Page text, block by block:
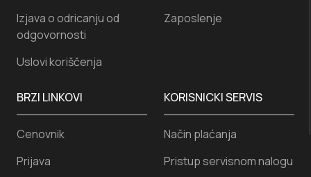
KORISNICKI SERVIS
Način plaćanja
Pristup servisnom nalogu
Izjava o odricanju od
odgovornosti
Uslovi koriščenja
Zaposlenje
BRZI LINKOVI
Cenovnik
Prijava